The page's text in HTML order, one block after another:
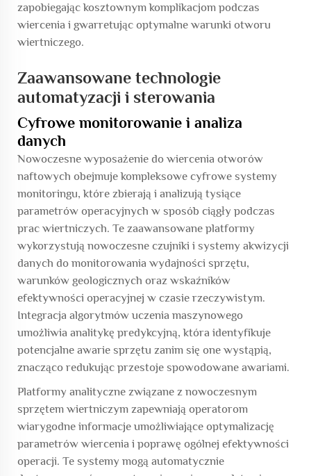
zapobiegając kosztownym komplikacjom podczas
wiercenia i gwarretując optymalne warunki otworu
wiertniczego.
Zaawansowane technologie
automatyzacji i sterowania
Cyfrowe monitorowanie i analiza
danych
Nowoczesne wyposażenie do wiercenia otworów
naftowych obejmuje kompleksowe cyfrowe systemy
monitoringu, które zbierają i analizują tysiące
parametrów operacyjnych w sposób ciągły podczas
prac wiertniczych. Te zaawansowane platformy
wykorzystują nowoczesne czujniki i systemy akwizycji
danych do monitorowania wydajności sprzętu,
warunków geologicznych oraz wskaźników
efektywności operacyjnej w czasie rzeczywistym.
Integracja algorytmów uczenia maszynowego
umożliwia analitykę predykcyjną, która identyfikuje
potencjalne awarie sprzętu zanim się one wystąpią,
znacząco redukując przestoje spowodowane awariami.
Platformy analityczne związane z nowoczesnym
sprzętem wiertniczym zapewniają operatorom
wiarygodne informacje umożliwiające optymalizację
parametrów wiercenia i poprawę ogólnej efektywności
operacji. Te systemy mogą automatycznie